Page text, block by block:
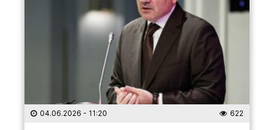
04.06.2026 - 11:20 622